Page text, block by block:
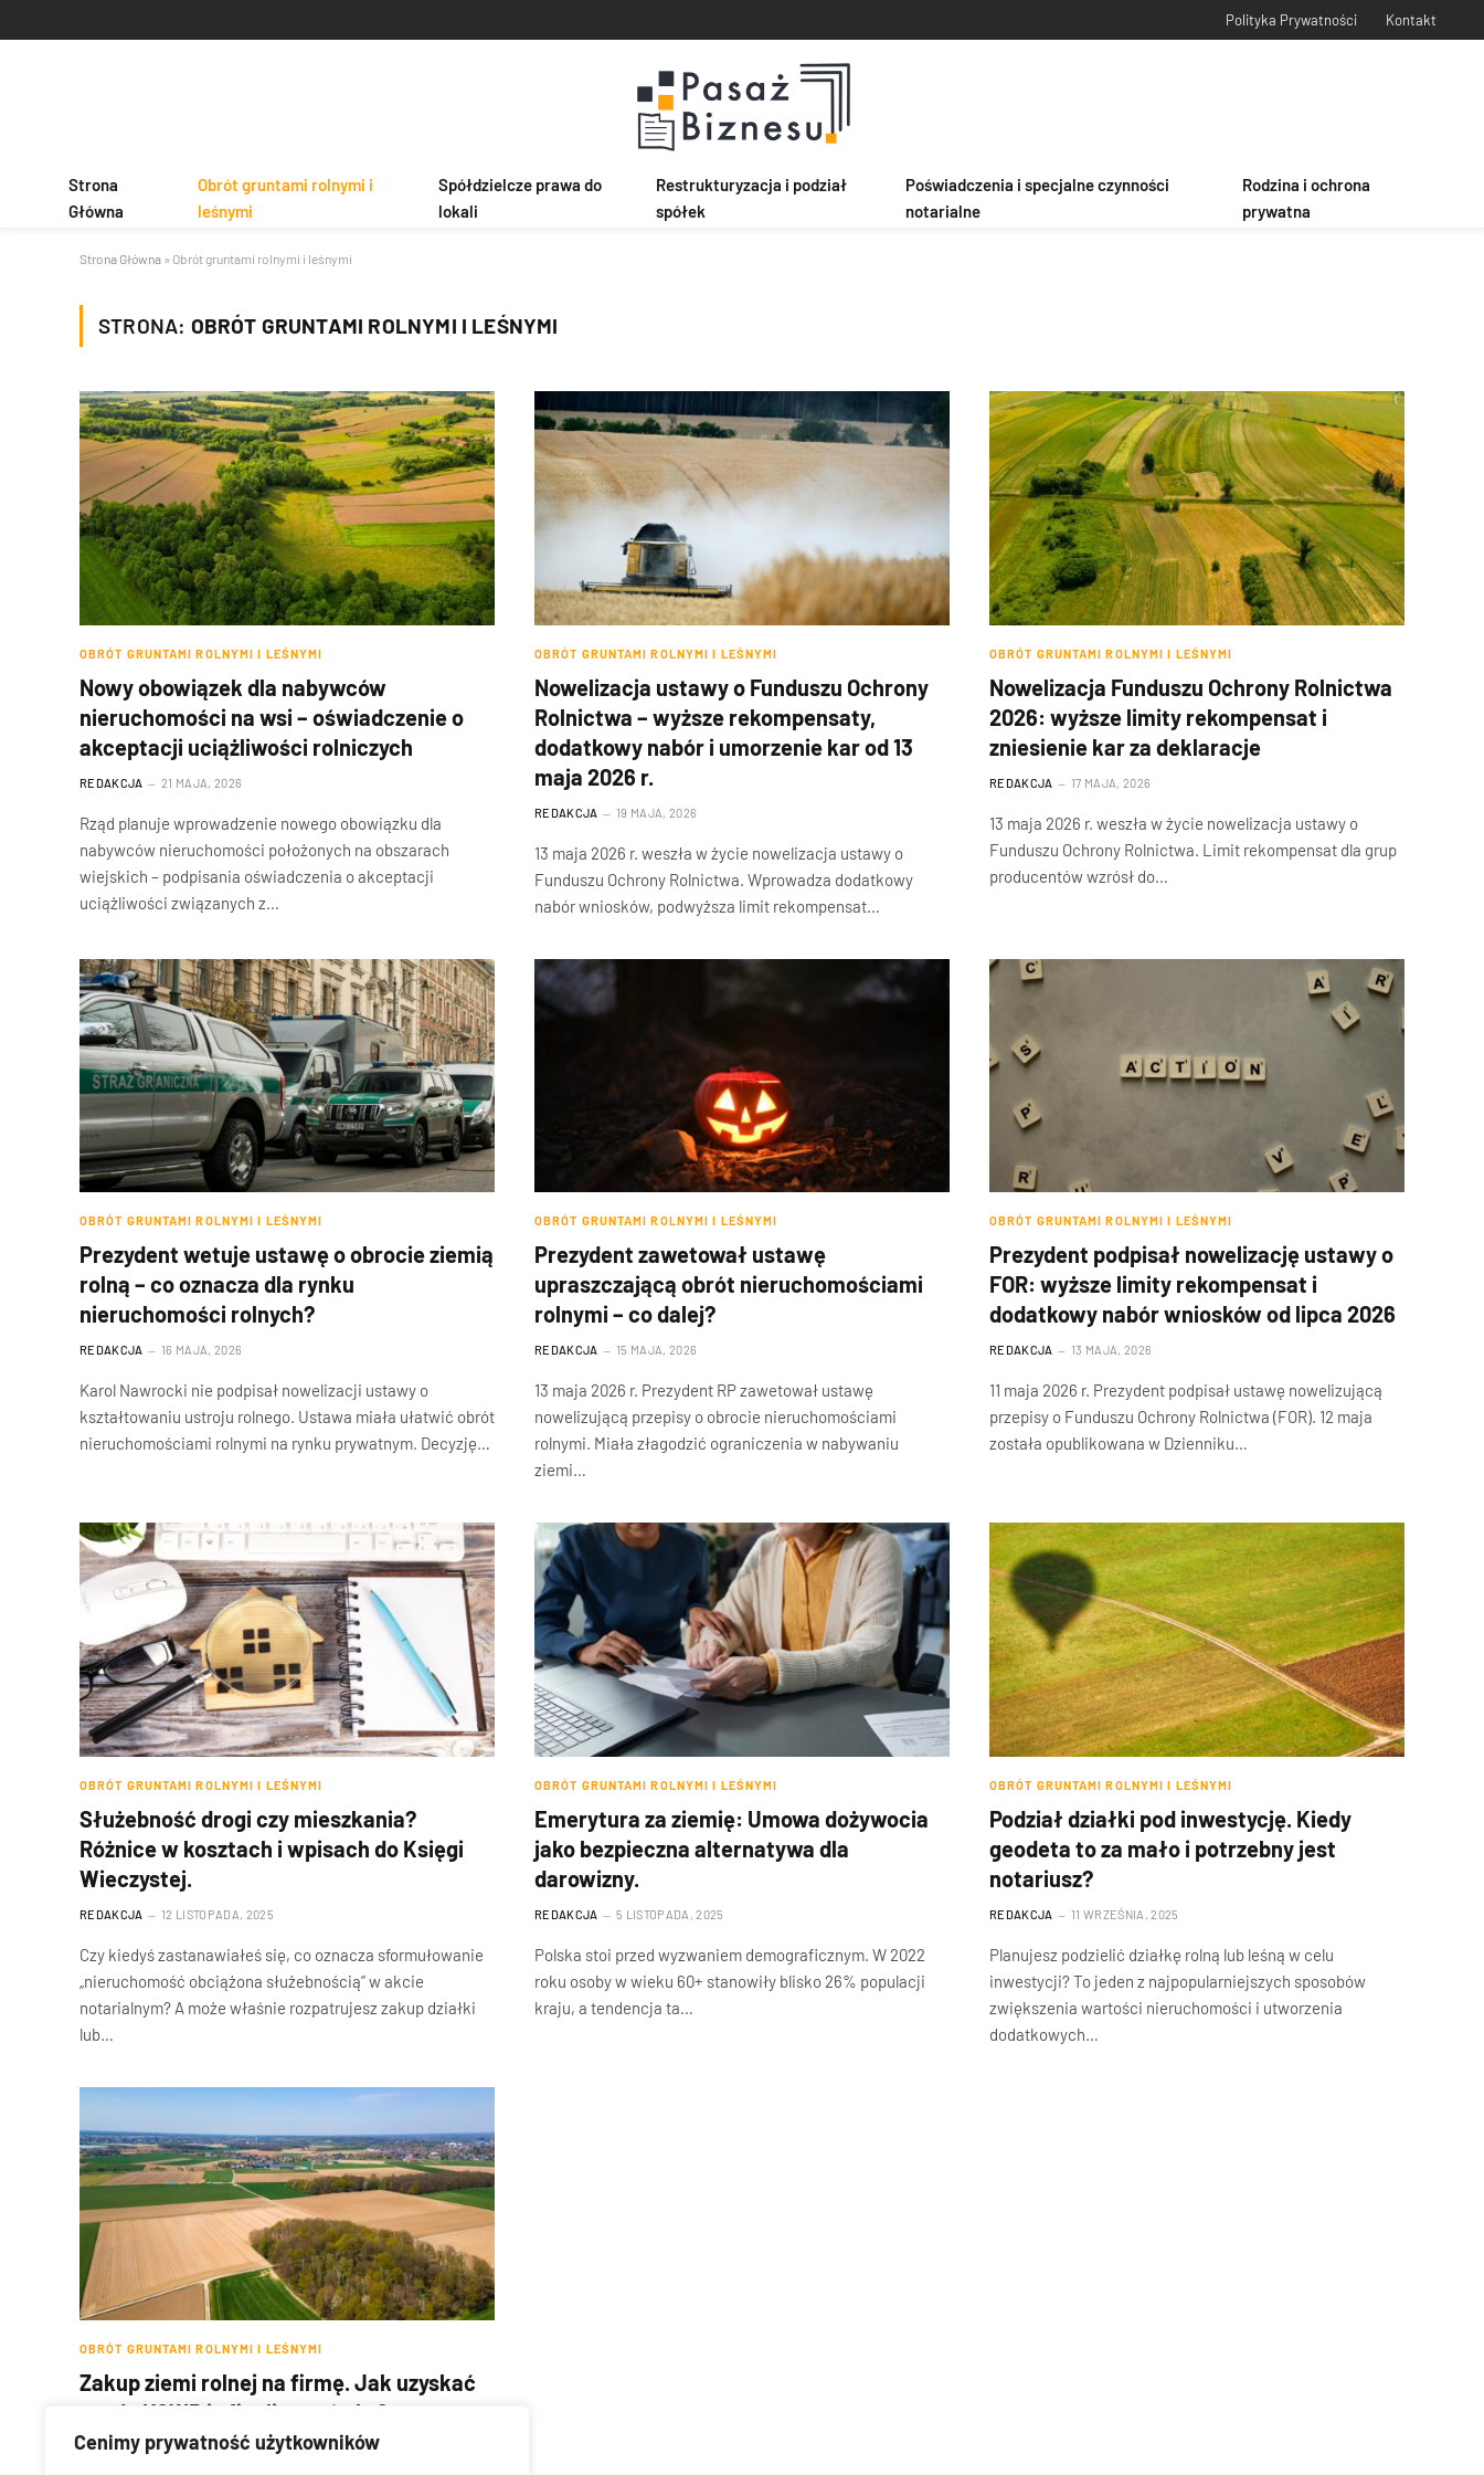
Cenimy prywatność użytkowników
Polityka Prywatności Kontakt
Strona
Główna
Obrót gruntami rolnymi i
leśnymi
Spółdzielcze prawa do
lokali
Restrukturyzacja i podział
spółek
Poświadczenia i specjalne czynności
notarialne
Rodzina i ochrona
prywatna
Strona Główna » Obrót gruntami rolnymi i leśnymi
STRONA: OBRÓT GRUNTAMI ROLNYMI I LEŚNYMI
OBRÓT GRUNTAMI ROLNYMI I LEŚNYMI
Nowy obowiązek dla nabywców
nieruchomości na wsi – oświadczenie o
akceptacji uciążliwości rolniczych
REDAKCJA 21 MAJA, 2026
Rząd planuje wprowadzenie nowego obowiązku dla
nabywców nieruchomości położonych na obszarach
wiejskich – podpisania oświadczenia o akceptacji
uciążliwości związanych z…
OBRÓT GRUNTAMI ROLNYMI I LEŚNYMI
Nowelizacja ustawy o Funduszu Ochrony
Rolnictwa – wyższe rekompensaty,
dodatkowy nabór i umorzenie kar od 13
maja 2026 r.
REDAKCJA 19 MAJA, 2026
13 maja 2026 r. weszła w życie nowelizacja ustawy o
Funduszu Ochrony Rolnictwa. Wprowadza dodatkowy
nabór wniosków, podwyższa limit rekompensat…
OBRÓT GRUNTAMI ROLNYMI I LEŚNYMI
Nowelizacja Funduszu Ochrony Rolnictwa
2026: wyższe limity rekompensat i
zniesienie kar za deklaracje
REDAKCJA 17 MAJA, 2026
13 maja 2026 r. weszła w życie nowelizacja ustawy o
Funduszu Ochrony Rolnictwa. Limit rekompensat dla grup
producentów wzrósł do…
OBRÓT GRUNTAMI ROLNYMI I LEŚNYMI
Prezydent wetuje ustawę o obrocie ziemią
rolną – co oznacza dla rynku
nieruchomości rolnych?
REDAKCJA 16 MAJA, 2026
Karol Nawrocki nie podpisał nowelizacji ustawy o
kształtowaniu ustroju rolnego. Ustawa miała ułatwić obrót
nieruchomościami rolnymi na rynku prywatnym. Decyzję…
OBRÓT GRUNTAMI ROLNYMI I LEŚNYMI
Prezydent zawetował ustawę
upraszczającą obrót nieruchomościami
rolnymi – co dalej?
REDAKCJA 15 MAJA, 2026
13 maja 2026 r. Prezydent RP zawetował ustawę
nowelizującą przepisy o obrocie nieruchomościami
rolnymi. Miała złagodzić ograniczenia w nabywaniu
ziemi…
OBRÓT GRUNTAMI ROLNYMI I LEŚNYMI
Prezydent podpisał nowelizację ustawy o
FOR: wyższe limity rekompensat i
dodatkowy nabór wniosków od lipca 2026
REDAKCJA 13 MAJA, 2026
11 maja 2026 r. Prezydent podpisał ustawę nowelizującą
przepisy o Funduszu Ochrony Rolnictwa (FOR). 12 maja
została opublikowana w Dzienniku…
OBRÓT GRUNTAMI ROLNYMI I LEŚNYMI
Służebność drogi czy mieszkania?
Różnice w kosztach i wpisach do Księgi
Wieczystej.
REDAKCJA 12 LISTOPADA, 2025
Czy kiedyś zastanawiałeś się, co oznacza sformułowanie
„nieruchomość obciążona służebnością” w akcie
notarialnym? A może właśnie rozpatrujesz zakup działki
lub…
OBRÓT GRUNTAMI ROLNYMI I LEŚNYMI
Emerytura za ziemię: Umowa dożywocia
jako bezpieczna alternatywa dla
darowizny.
REDAKCJA 5 LISTOPADA, 2025
Polska stoi przed wyzwaniem demograficznym. W 2022
roku osoby w wieku 60+ stanowiły blisko 26% populacji
kraju, a tendencja ta…
OBRÓT GRUNTAMI ROLNYMI I LEŚNYMI
Podział działki pod inwestycję. Kiedy
geodeta to za mało i potrzebny jest
notariusz?
REDAKCJA 11 WRZEŚNIA, 2025
Planujesz podzielić działkę rolną lub leśną w celu
inwestycji? To jeden z najpopularniejszych sposobów
zwiększenia wartości nieruchomości i utworzenia
dodatkowych…
OBRÓT GRUNTAMI ROLNYMI I LEŚNYMI
Zakup ziemi rolnej na firmę. Jak uzyskać
zgodę KOWR i sfinalizować akt?
REDAKCJA 4 WRZEŚNIA, 2025